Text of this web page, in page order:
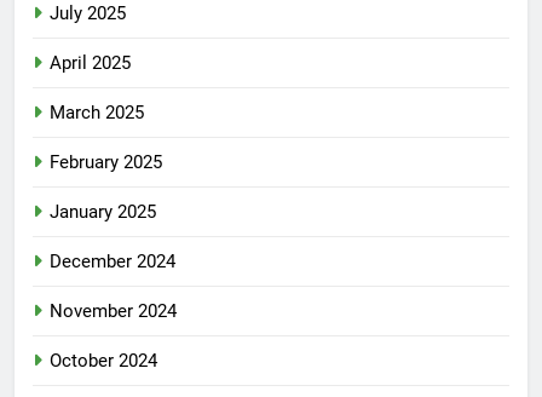
July 2025
April 2025
March 2025
February 2025
January 2025
December 2024
November 2024
October 2024